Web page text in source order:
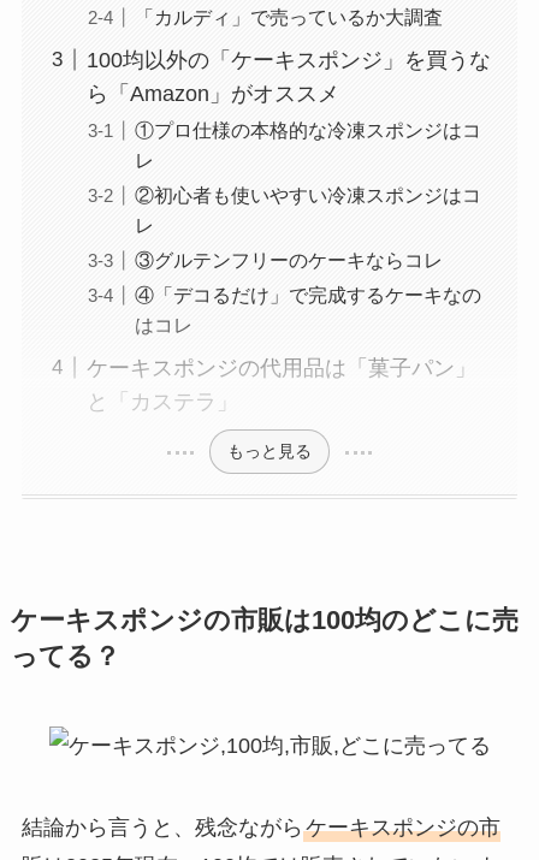
「カルディ」で売っているか大調査
100均以外の「ケーキスポンジ」を買うな
ら「Amazon」がオススメ
①プロ仕様の本格的な冷凍スポンジはコ
レ
②初心者も使いやすい冷凍スポンジはコ
レ
③グルテンフリーのケーキならコレ
④「デコるだけ」で完成するケーキなの
はコレ
ケーキスポンジの代用品は「菓子パン」
と「カステラ」
もっと見る
ケーキスポンジの市販は100均のどこに売
ってる？
結論から言うと、残念ながら ケーキスポンジの市